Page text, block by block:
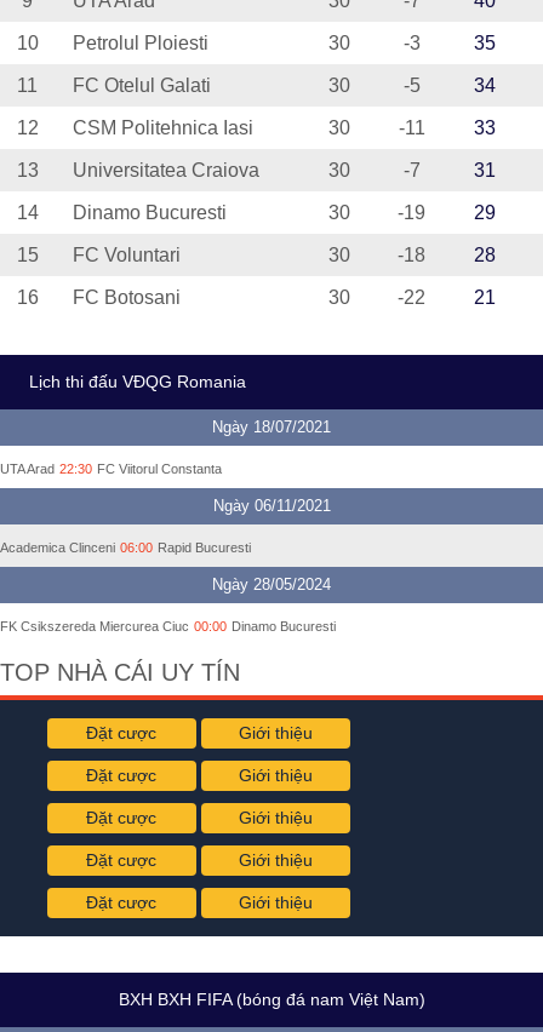
10 Petrolul Ploiesti 30 -3 35
11 FC Otelul Galati 30 -5 34
12 CSM Politehnica Iasi 30 -11 33
13 Universitatea Craiova 30 -7 31
14 Dinamo Bucuresti 30 -19 29
15 FC Voluntari 30 -18 28
16 FC Botosani 30 -22 21
Lịch thi đấu VĐQG Romania
Ngày 18/07/2021
UTA Arad 22:30 FC Viitorul Constanta
Ngày 06/11/2021
Academica Clinceni 06:00 Rapid Bucuresti
Ngày 28/05/2024
FK Csikszereda Miercurea Ciuc 00:00 Dinamo Bucuresti
TOP NHÀ CÁI UY TÍN
Đặt cược Giới thiệu
Đặt cược Giới thiệu
Đặt cược Giới thiệu
Đặt cược Giới thiệu
Đặt cược Giới thiệu
BXH BXH FIFA (bóng đá nam Việt Nam)